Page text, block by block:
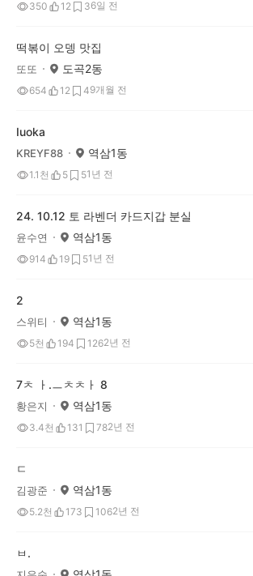
350 12 36일 전
떡볶이 오뎅 맛집
또또 도곡2동
654 12 49개월 전
Iuoka
KREYF88 역삼1동
1.1천 5 51년 전
24. 10.12 토 라벤더 카드지갑 분실
윤수연 역삼1동
914 19 51년 전
2
스위티 역삼1동
5천 194 1262년 전
7ㅊ ㅏ.ㅡㅊㅊㅏ 8
황은지 역삼1동
3.4천 131 782년 전
ㄷ
김광준 역삼1동
5.2천 173 1062년 전
ㅂ.